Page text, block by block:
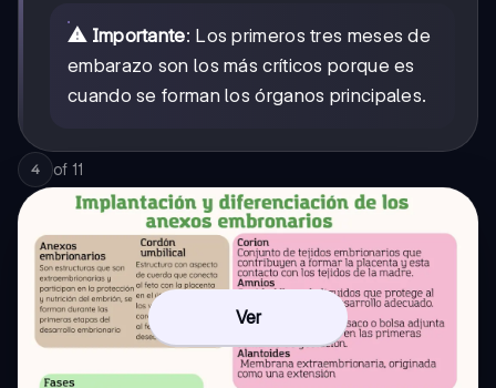
⚠️ Importante: Los primeros tres meses de
embarazo son los más críticos porque es
cuando se forman los órganos principales.
4 of 11
Ver